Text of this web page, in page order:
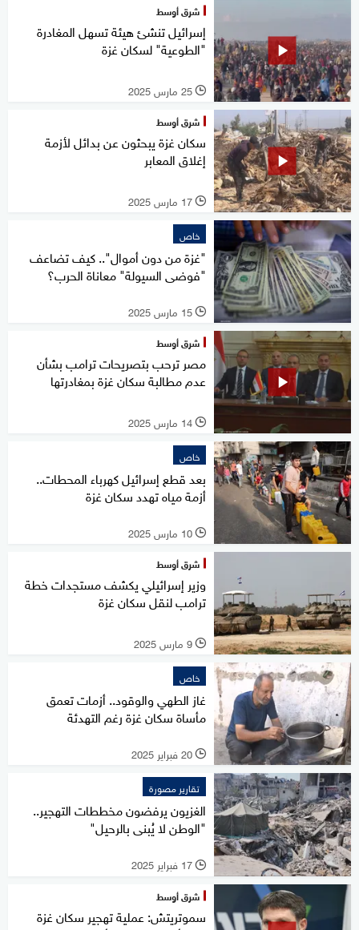
شرق أوسط
إسرائيل تنشئ هيئة تسهل المغادرة
"الطوعية" لسكان غزة
l 25 مارس 2025
شرق أوسط
سكان غزة يبحثون عن بدائل لأزمة
إغلاق المعابر
l 17 مارس 2025
خاص
"غزة من دون أموال".. كيف تضاعف
"فوضى السيولة" معاناة الحرب؟
l 15 مارس 2025
شرق أوسط
مصر ترحب بتصريحات ترامب بشأن
عدم مطالبة سكان غزة بمغادرتها
l 14 مارس 2025
خاص
بعد قطع إسرائيل كهرباء المحطات..
أزمة مياه تهدد سكان غزة
l 10 مارس 2025
شرق أوسط
وزير إسرائيلي يكشف مستجدات خطة
ترامب لنقل سكان غزة
l 9 مارس 2025
خاص
غاز الطهي والوقود.. أزمات تعمق
مأساة سكان غزة رغم التهدئة
l 20 فبراير 2025
تقارير مصورة
الغزيون يرفضون مخططات التهجير..
"الوطن لا يُبنى بالرحيل"
l 17 فبراير 2025
شرق أوسط
سموتريتش: عملية تهجير سكان غزة